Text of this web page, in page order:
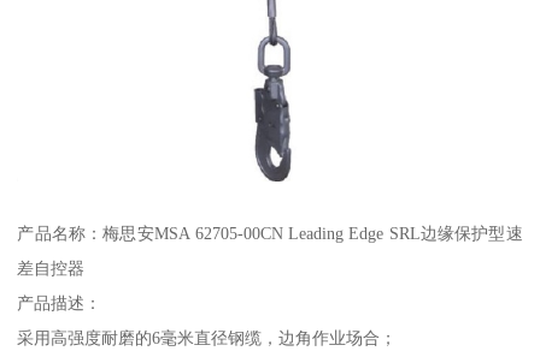
产品名称：梅思安MSA 62705-00CN Leading Edge SRL边缘保护型速
差自控器
产品描述：
采用高强度耐磨的6毫米直径钢缆，边角作业场合；